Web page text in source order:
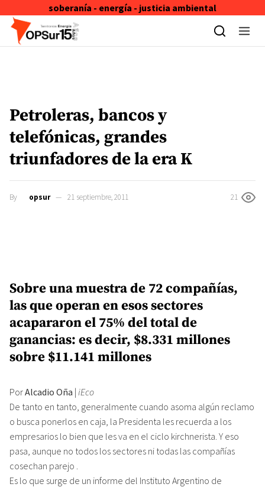
soberanía - energía - justicia ambiental
Skip to content
Petroleras, bancos y
telefónicas, grandes
triunfadores de la era K
By opsur 21 septiembre, 2011 21
Sobre una muestra de 72 compañías,
las que operan en esos sectores
acapararon el 75% del total de
ganancias: es decir, $8.331 millones
sobre $11.141 millones
PorAlcadio Oña | iEco
De tanto en tanto, generalmente cuando asoma algún reclamo
o busca ponerlos en caja, la Presidenta les recuerda a los
empresarios lo bien que les va en el ciclo kirchnerista. Y eso
pasa, aunque no todos los sectores ni todas las compañías
cosechan parejo .
Es lo que surge de un informe del Instituto Argentino de